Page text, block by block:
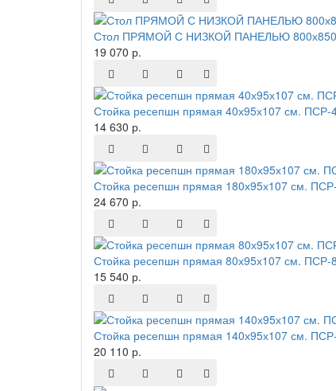
Стол ПРЯМОЙ С НИЗКОЙ ПАНЕЛЬЮ
19 070 р.
Стойка ресепшн прямая 40х95х107 см. ПСР-
14 630 р.
Стойка ресепшн прямая 180х95х107 см.
24 670 р.
Стойка ресепшн прямая 80х95х107 см. ПСР-
15 540 р.
Стойка ресепшн прямая 140х95х107 см.
20 110 р.